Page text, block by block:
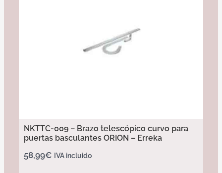
NKTTC-009 – Brazo telescópico curvo para
puertas basculantes ORION – Erreka
58,99€ IVA incluido